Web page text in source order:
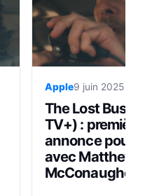
Apple9 juin 2025 à
The Lost Bus
TV+) :
annonce pour
avec Matthew
McConaughey